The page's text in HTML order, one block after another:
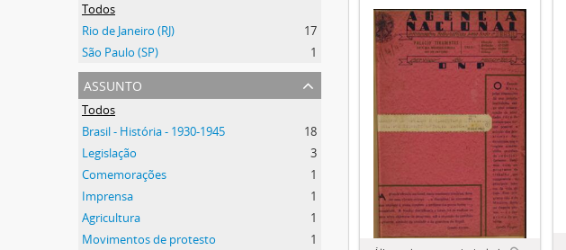
Todos
Rio de Janeiro (RJ)
17
São Paulo (SP)
1
assunto
Todos
Brasil - História - 1930-1945
18
Legislação
3
Comemorações
1
Imprensa
1
Agricultura
1
Movimentos de protesto
1